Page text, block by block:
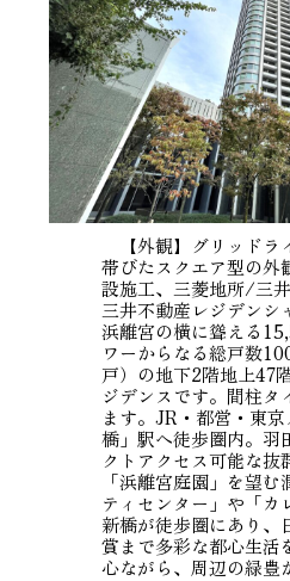
【外観】グリッドラ
帯びたスクエア型の外
設施工、三菱地所/三
三井不動産レジデンシ
浜離宮の横に聳える
ワーからなる総戸数
戸）の地下2階地上47
ジデンスです。間柱タ
ます。JR・都営・東
橋」駅へ徒歩圏内。羽
クトアクセス可能な抜
「浜離宮庭園」を望
ティセンター」や「カ
新橋が徒歩圏にあり、
賞まで多彩な都心生活
心ながら、周辺の緑豊